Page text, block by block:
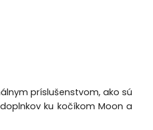
príslušenstvom, ako sú
ku kočíkom Moon a